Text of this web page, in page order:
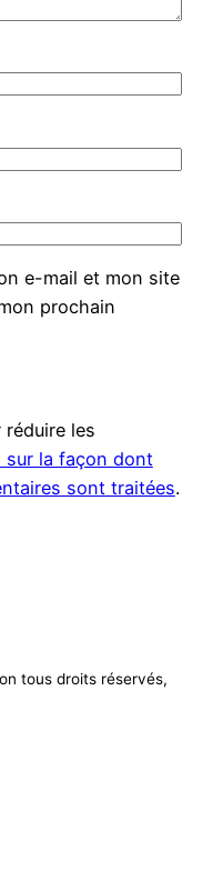
e-mail et mon site
prochain
les
sur la façon dont
sont traitées.
tous droits réservés,